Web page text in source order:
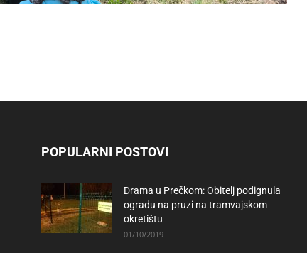
POPULARNI POSTOVI
Drama u Prečkom: Obitelj podignula
ogradu na pruzi na tramvajskom
okretištu
01/10/2019